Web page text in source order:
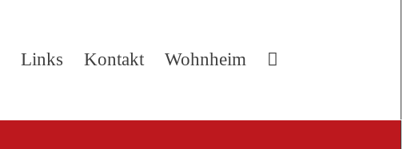
Links Kontakt Wohnheim